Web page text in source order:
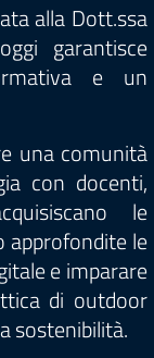
alla Dott.ssa
garantisce
e un
una comunità
con docenti,
le
approfondite le
e imparare
di outdoor
sostenibilità.